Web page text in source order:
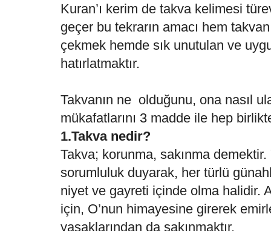
Kuran’ı kerim de takva kelimesi
geçer bu tekrarın amacı hem
çekmek hemde sık unutulan ve
hatırlatmaktır.
Takvanın ne olduğunu, ona nasıl
mükafatlarını 3 madde ile hep
1.Takva nedir?
Takva; korunma, sakınma demektir.
sorumluluk duyarak, her türlü
niyet ve gayreti içinde olma halidir.
için, O’nun himayesine girerek
yasaklarından da sakınmaktır.